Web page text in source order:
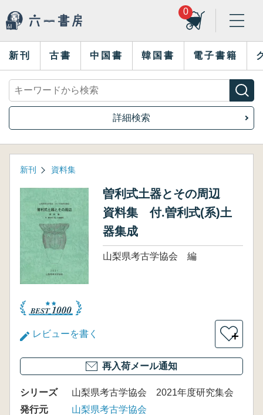
0
新刊 古書 中国書 韓国書 電子書籍
詳細検索
新刊 資料集
曽利式土器とその周辺
資料集 付.曽利式(系)土
器集成
山梨県考古学協会 編
レビューを書く ＋
再入荷メール通知
シリーズ
山梨県考古学協会 2021年度研究集会
発行元
山梨県考古学協会